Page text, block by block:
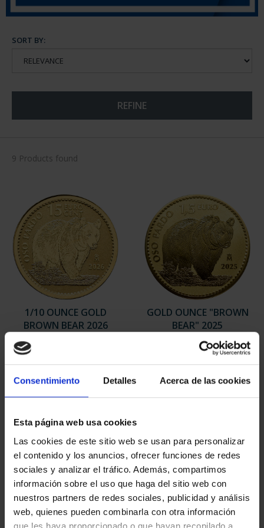
Consentimiento Detalles Acerca de las cookies
Esta página web usa cookies
Las cookies de este sitio web se usan para personalizar
el contenido y los anuncios, ofrecer funciones de redes
sociales y analizar el tráfico. Además, compartimos
información sobre el uso que haga del sitio web con
nuestros partners de redes sociales, publicidad y análisis
web, quienes pueden combinarla con otra información
que les haya proporcionado o que hayan recopilado a
SORT BY:
REFINE
9 Products found
1/10 OUNCE GOLD
BROWN BEAR 2026
GOLD OUNCE "BROWN
BEAR" 2025
€4,130.51
1/10 OUNCE GOLD
GOLD OUNCE